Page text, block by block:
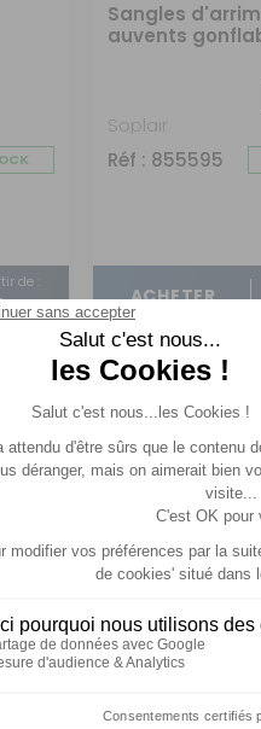
de :
€
Sangles
auvents
Soplair
Réf : 855595
ACHETER
Vélum auvents
traditionnels